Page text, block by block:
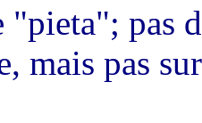
"pieta"; pas
mais pas